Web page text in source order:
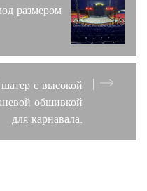
размером
с высокой
обшивкой
для карнавала.